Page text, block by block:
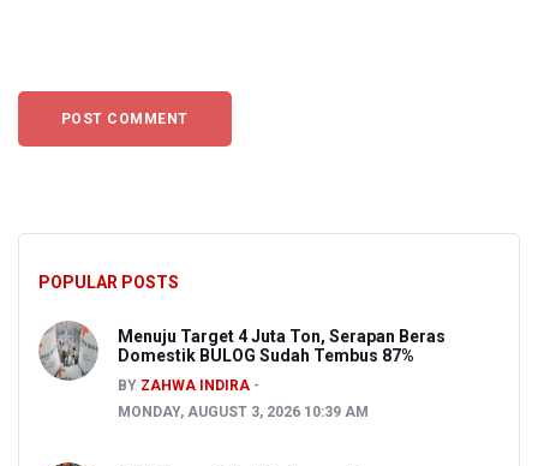
POPULAR POSTS
Menuju Target 4 Juta Ton, Serapan Beras
Domestik BULOG Sudah Tembus 87%
BY ZAHWA INDIRA
MONDAY, AUGUST 3, 2026 10:39 AM